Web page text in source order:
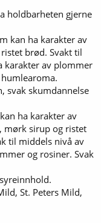
holdbarheten gjerne
kan ha karakter av
brød. Svakt til
karakter av plommer
svak skumdannelse
ha karakter av
mørk sirup og ristet
til middels nivå av
og rosiner. Svak
St. Peters Mild,